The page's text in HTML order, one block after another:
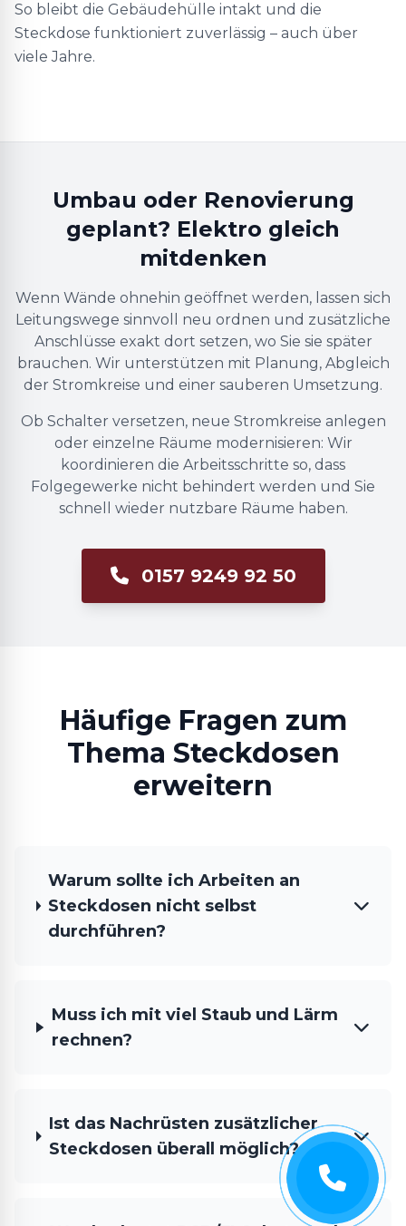
So bleibt die Gebäudehülle intakt und die
Steckdose funktioniert zuverlässig – auch über
viele Jahre.
Umbau oder Renovierung
geplant? Elektro gleich
mitdenken
Wenn Wände ohnehin geöffnet werden, lassen sich
Leitungswege sinnvoll neu ordnen und zusätzliche
Anschlüsse exakt dort setzen, wo Sie sie später
brauchen. Wir unterstützen mit Planung, Abgleich
der Stromkreise und einer sauberen Umsetzung.
Ob Schalter versetzen, neue Stromkreise anlegen
oder einzelne Räume modernisieren: Wir
koordinieren die Arbeitsschritte so, dass
Folgegewerke nicht behindert werden und Sie
schnell wieder nutzbare Räume haben.
0157 9249 92 50
Häufige Fragen zum
Thema Steckdosen
erweitern
Warum sollte ich Arbeiten an
Steckdosen nicht selbst
durchführen?
Muss ich mit viel Staub und Lärm
rechnen?
Ist das Nachrüsten zusätzlicher
Steckdosen überall möglich?